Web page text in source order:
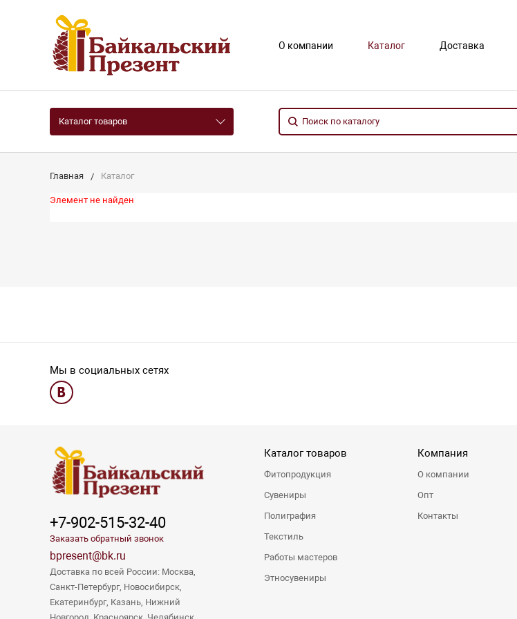
О компании Каталог Доставка
Каталог товаров
Главная Каталог
Элемент не найден
Мы в социальных сетях
+7-902-515-32-40
Заказать обратный звонок
bpresent@bk.ru
Доставка по всей России: Москва,
Санкт-Петербург, Новосибирск,
Екатеринбург, Казань, Нижний
Каталог товаров
Фитопродукция
Сувениры
Полиграфия
Текстиль
Работы мастеров
Этносувениры
Компания
О компании
Опт
Контакты